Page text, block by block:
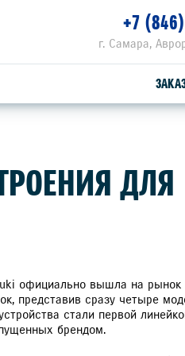
г. Самара,
+7
ДЛЯ
официально вышла на рынок
представив сразу четыре
стали первой
брендом.